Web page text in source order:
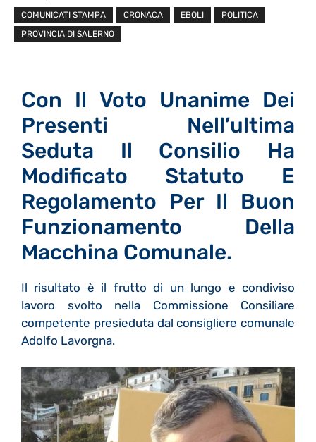
COMUNICATI STAMPA CRONACA EBOLI
POLITICA
PROVINCIA DI SALERNO
Con Il Voto Unanime Dei
Presenti Nell’ultima
Seduta Il Consilio Ha
Modificato Statuto E
Regolamento Per Il Buon
Funzionamento Della
Macchina Comunale.
Il risultato è il frutto di un lungo e condiviso
lavoro svolto nella Commissione Consiliare
competente presieduta dal consigliere comunale
Adolfo Lavorgna.